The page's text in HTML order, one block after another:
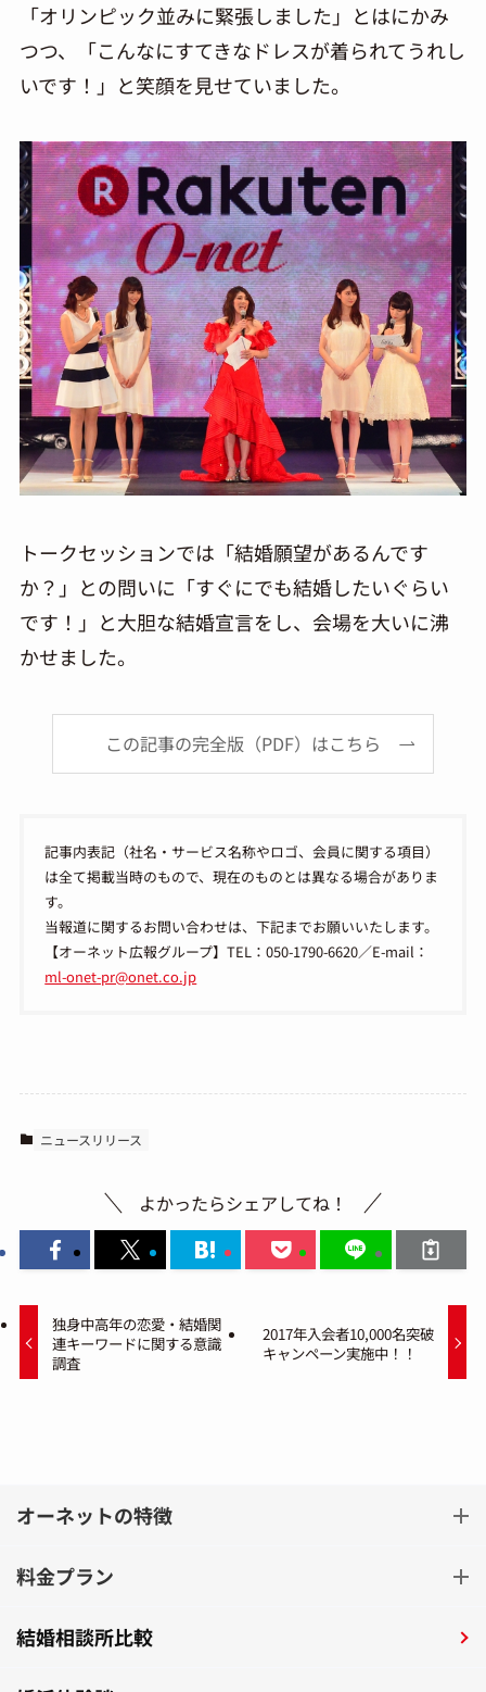
「オリンピック並みに緊張しました」とはにかみ
つつ、「こんなにすてきなドレスが着られてうれし
いです！」と笑顔を見せていました。
トークセッションでは「結婚願望があるんです
か？」との問いに「すぐにでも結婚したいぐらい
です！」と大胆な結婚宣言をし、会場を大いに沸
かせました。
この記事の完全版（PDF）はこちら
記事内表記（社名・サービス名称やロゴ、会員に関する項目）
は全て掲載当時のもので、現在のものとは異なる場合がありま
す。
当報道に関するお問い合わせは、下記までお願いいたします。
【オーネット広報グループ】TEL：050-1790-6620／E-mail：
ml-onet-pr@onet.co.jp
ニュースリリース
よかったらシェアしてね！
独身中高年の恋愛・結婚関
連キーワードに関する意識
調査
2017年入会者10,000名突破
キャンペーン実施中！！
オーネットの特徴
料金プラン
結婚相談所比較